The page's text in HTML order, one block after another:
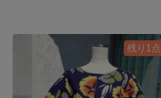
残り1点